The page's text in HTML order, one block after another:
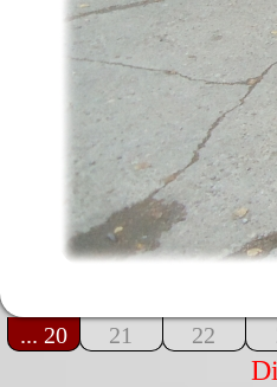
... 20 21 22